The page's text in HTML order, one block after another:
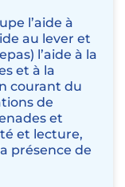
l’aide à
au lever et
l’aide à la
et à la
courant du
de
et
et lecture,
présence de